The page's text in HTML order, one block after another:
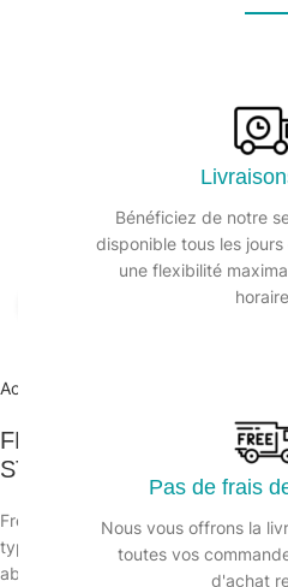
Bénéficiez de notre
disponible tous les
une flexibilité
Pas de frais
Nous vous offrons la
toutes vos
d'achat
Accueil
FRESHYSOL Détergent
START – Bidon 5L
Freshy’Sol est un détergent peu
types de sols (carrelages, sols
abrasifs. 4 parfums disponibles :